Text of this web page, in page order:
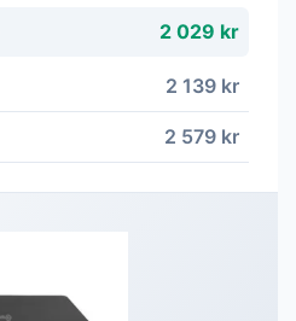
2 029 kr
2 139 kr
2 579 kr